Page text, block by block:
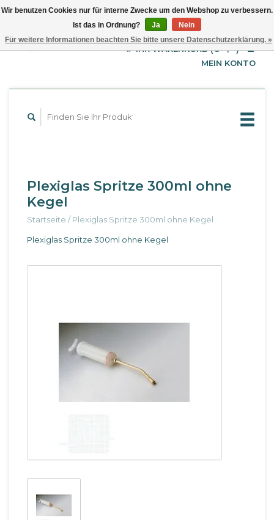
EUR
GBP
USD
English
Français
IHR WARENKORB (€--,--)
MEIN KONTO
Plexiglas Spritze 300ml ohne
Kegel
Startseite /Plexiglas Spritze 300ml ohne Kegel
Plexiglas Spritze 300ml ohne Kegel
Wir benutzen Cookies nur für interne Zwecke um den Webshop zu verbessern.
Ist das in Ordnung?
Ja
Nein
Für weitere Informationen beachten Sie bitte unsere Datenschutzerklärung. »